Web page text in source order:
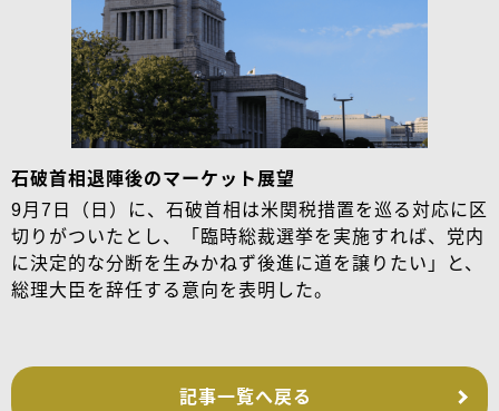
石破首相退陣後のマーケット展望
9月7日（日）に、石破首相は米関税措置を巡る対応に区
切りがついたとし、「臨時総裁選挙を実施すれば、党内
に決定的な分断を生みかねず後進に道を譲りたい」と、
総理大臣を辞任する意向を表明した。
記事一覧へ戻る